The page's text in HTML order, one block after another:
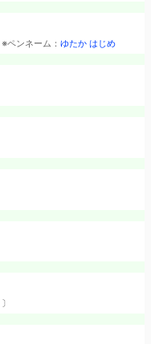
※ペンネーム： ゆたか はじめ